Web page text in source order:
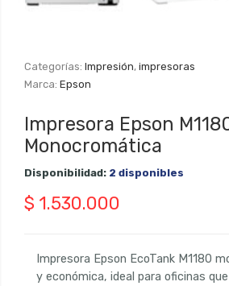
Categorías:Impresión,impresoras
Marca:Epson
Impresora Epson
Monocromática
Disponibilidad: 2 disponibles
$ 1.530.000
Impresora Epson EcoTank M1180
y económica, ideal para oficinas